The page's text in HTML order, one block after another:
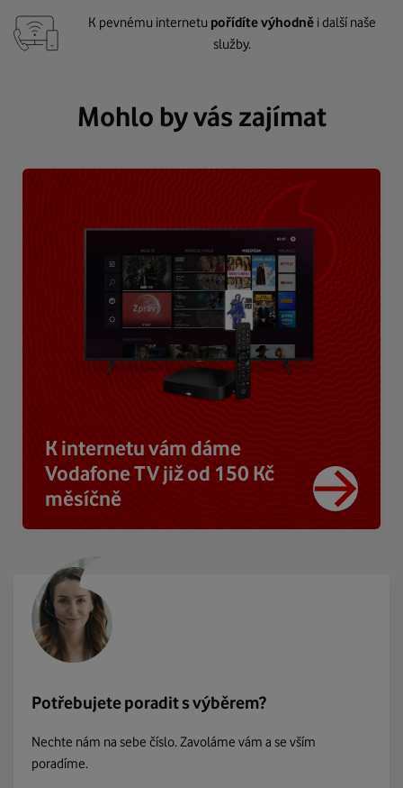
K pevnému internetu pořídíte výhodně i další naše
služby.
Mohlo by vás zajímat
K internetu vám dáme
Vodafone TV již od 150 Kč
měsíčně
Potřebujete poradit s výběrem?
Nechte nám na sebe číslo. Zavoláme vám a se vším
poradíme.